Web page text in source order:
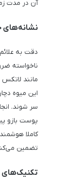
آن در مدت
نشانه‌های
دقت به
ناخواسته
مانند
این میوه
سر شوند.
پوست بازو
کاملا
تضمین